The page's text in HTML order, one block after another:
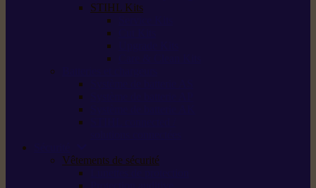
STIHL Kits
Vêtements de sécurité